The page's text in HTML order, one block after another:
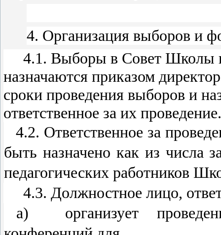
4. Организация выборов и
4.1. Выборы в Совет Школы
назначаются приказом
сроки проведения выборов и
ответственное за их проведение.
4.2. Ответственное за
быть назначено как из числа
педагогических работников
4.3. Должностное лицо,
а) организует